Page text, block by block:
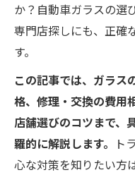
か？自動車ガラスの選
専門店探しにも、正確
す。
この記事では、ガラス
格、修理・交換の費用
店舗選びのコツまで、
羅的に解説します。
ト
心な対策を知りたい方